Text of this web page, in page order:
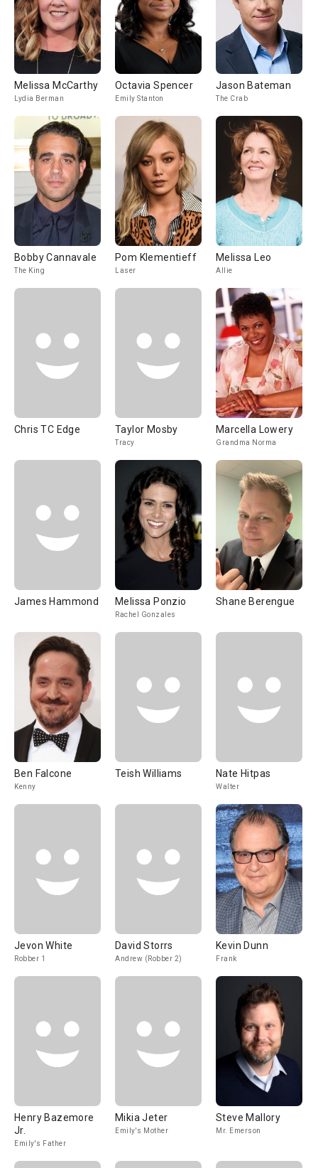
Melissa McCarthy
Lydia Berman
Octavia Spencer
Emily Stanton
Jason Bateman
The Crab
Bobby Cannavale
The King
Pom Klementieff
Laser
Melissa Leo
Allie
Chris TC Edge Taylor Mosby
Tracy
Marcella Lowery
Grandma Norma
James Hammond Melissa Ponzio
Rachel Gonzales
Shane Berengue
Ben Falcone
Kenny
Teish Williams Nate Hitpas
Walter
Jevon White
Robber 1
David Storrs
Andrew (Robber 2)
Kevin Dunn
Frank
Henry Bazemore
Jr.
Emily's Father
Mikia Jeter
Emily's Mother
Steve Mallory
Mr. Emerson